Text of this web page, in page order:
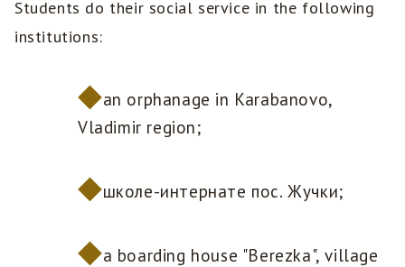
Students do their social service in the following
institutions:
an orphanage in Karabanovo,
Vladimir region;
школе-интернате пос. Жучки;
a boarding house "Berezka", village